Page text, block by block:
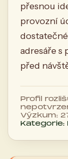
přesnou
provozní
adresáře s
před
Profil
Výzkum:
Kategorie: